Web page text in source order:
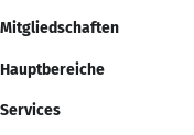
Mitgliedschaften
Hauptbereiche
Services